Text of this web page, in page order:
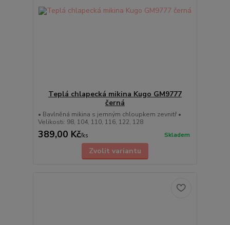
Teplá chlapecká mikina Kugo GM9777
černá
• Bavlněná mikina s jemným chloupkem zevnitř •
Velikosti: 98, 104, 110, 116, 122, 128
389,00 Kč/ks Skladem
Zvolit variantu